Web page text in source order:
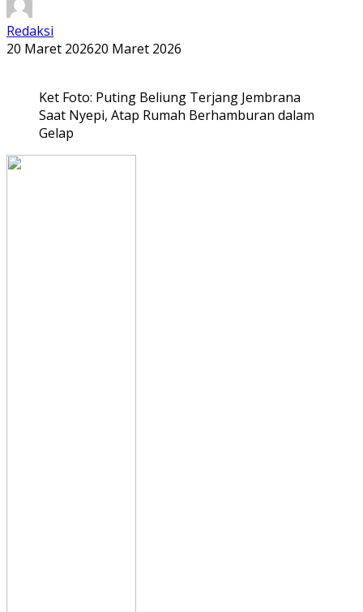
Redaksi
20 Maret 202620 Maret 2026
Ket Foto: Puting Beliung Terjang Jembrana
Saat Nyepi, Atap Rumah Berhamburan dalam
Gelap